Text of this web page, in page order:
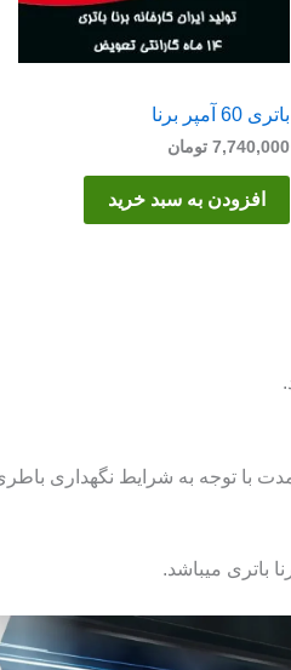
باتری 60 آمپر برنا
7,740,000 تومان
افزودن به سبد خرید